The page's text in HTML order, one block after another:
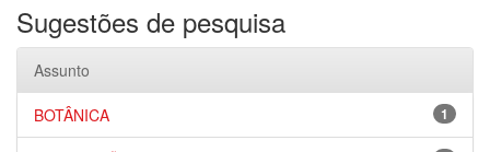
Sugestões de pesquisa
Assunto
1
BOTÂNICA